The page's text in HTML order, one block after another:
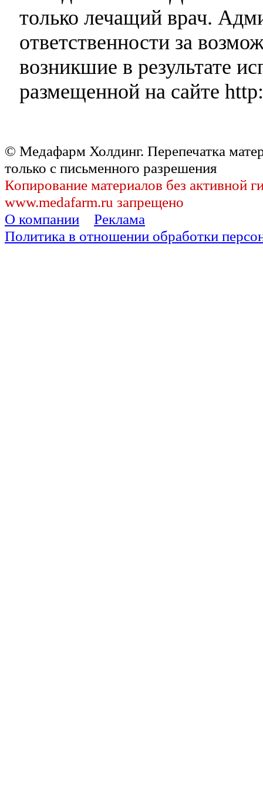
только лечащий врач.
ответственности за
возникшие в результате
размещенной на сайте
© Медафарм Холдинг. Перепечатка
только с письменного разрешения
Копирование материалов без активной
www.medafarm.ru запрещено
О компании
Реклама
Политика в отношении обработки